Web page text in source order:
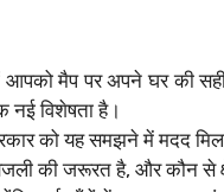
मैप पर अपने घर की
नई विशेषता है।
को यह समझने में मदद
की जरूरत है, और कौन से